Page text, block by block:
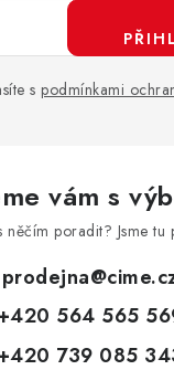
s podmínkami
vám s
něčím poradit? Jsme tu
prodejna@
564 565
739 085